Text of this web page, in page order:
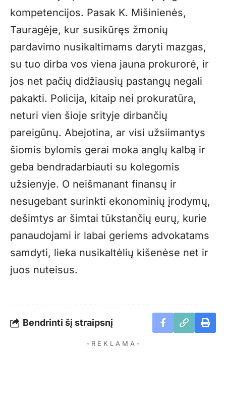
kompetencijos. Pasak K. Mišinienės,
Tauragėje, kur susikūręs žmonių
pardavimo nusikaltimams daryti mazgas,
su tuo dirba vos viena jauna prokurorė, ir
jos net pačių didžiausių pastangų negali
pakakti. Policija, kitaip nei prokuratūra,
neturi vien šioje srityje dirbančių
pareigūnų. Abejotina, ar visi užsiimantys
šiomis bylomis gerai moka anglų kalbą ir
geba bendradarbiauti su kolegomis
užsienyje. O neišmanant finansų ir
nesugebant surinkti ekonominių įrodymų,
dešimtys ar šimtai tūkstančių eurų, kurie
panaudojami ir labai geriems advokatams
samdyti, lieka nusikaltėlių kišenėse net ir
juos nuteisus.
Bendrinti šį straipsnį
- R E K L A M A -